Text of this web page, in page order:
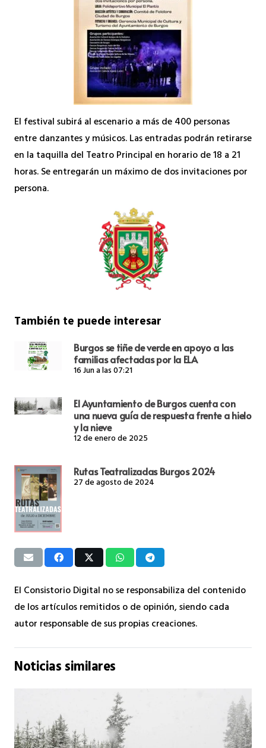
El festival subirá al escenario a más de 400 personas
entre danzantes y músicos. Las entradas podrán retirarse
en la taquilla del Teatro Principal en horario de 18 a 21
horas. Se entregarán un máximo de dos invitaciones por
persona.
También te puede interesar
Burgos se tiñe de verde en apoyo a las
familias afectadas por la ELA
16 Jun a las 07:21
El Ayuntamiento de Burgos cuenta con
una nueva guía de respuesta frente a hielo
y la nieve
12 de enero de 2025
Rutas Teatralizadas Burgos 2024
27 de agosto de 2024
El Consistorio Digital no se responsabiliza del contenido
de los artículos remitidos o de opinión, siendo cada
autor responsable de sus propias creaciones.
Noticias similares